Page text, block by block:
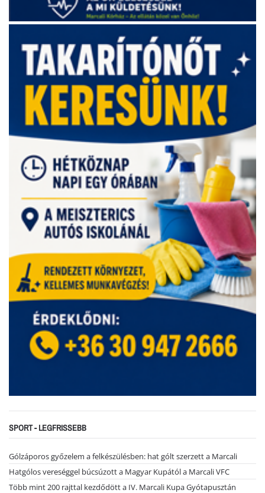
SPORT - LEGFRISSEBB
Gólzáporos győzelem a felkészülésben: hat gólt szerzett a Marcali
Hatgólos vereséggel búcsúzott a Magyar Kupától a Marcali VFC
Több mint 200 rajttal kezdődött a IV. Marcali Kupa Gyótapusztán